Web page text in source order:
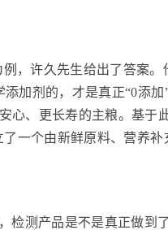
，许久先生给出了答案。
加剂的，才是真正“0添加
心、更长寿的主粮。基于
一个由新鲜原料、营养
检测产品是不是真正做到